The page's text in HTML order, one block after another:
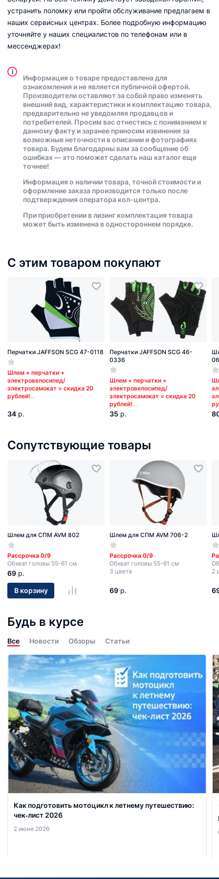
устранить поломку или пройти обслуживание предлагаем в
наших сервисных центрах. Более подробную информацию
уточняйте у наших специалистов по телефонам или в
мессенджерах!
i
Информация о товаре предоставлена для
ознакомления и не является публичной офертой.
Производители оставляют за собой право изменять
внешний вид, характеристики и комплектацию товара,
предварительно не уведомляя продавцов и
потребителей. Просим вас отнестись с пониманием к
данному факту и заранее приносим извинения за
возможные неточности в описании и фотографиях
товара. Будем благодарны вам за сообщение об
ошибках — это поможет сделать наш каталог еще
точнее!
Информация о наличии товара, точной стоимости и
оформление заказа производится только после
подтверждения оператора кол-центра.
При приобретении в лизинг комплектация товара
может быть изменена в одностороннем порядке.
С этим товаром покупают
Перчатки JAFFSON SCG 47-0118
Шлем + перчатки +
электровелосипед/
электросамокат = скидка 20
рублей!
Короткие пальцы.
Сезон - лето.
34 р.
Перчатки JAFFSON SCG 46-
0336
Шлем + перчатки +
электровелосипед/
электросамокат = скидка 20
рублей!
Короткие пальцы.
Сезон - лето.
35 р.
Сопутствующие товары
Шлем для СПМ AVM 802
Рассрочка 0/9
Обхват головы 55-61 см
69 р.
В корзину
Шлем для СПМ AVM 706-2
Рассрочка 0/9
Обхват головы 55-61 см
3 цвета
69 р.
2
Будь в курсе
Все Новости Обзоры Статьи
Как подготовить мотоцикл к летнему путешествию:
чек‑лист 2026
2 июня 2026